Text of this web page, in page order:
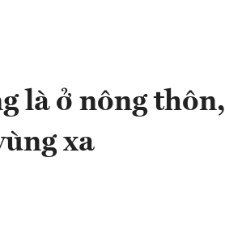
là ở nông thôn,
xa